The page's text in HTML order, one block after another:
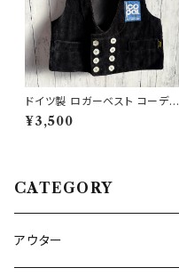
ドイツ製 ロガーベスト コーデュ
ロイベスト ワークベスト 黒 ダブ
ルブレスト
¥3,500
CATEGORY
アウター